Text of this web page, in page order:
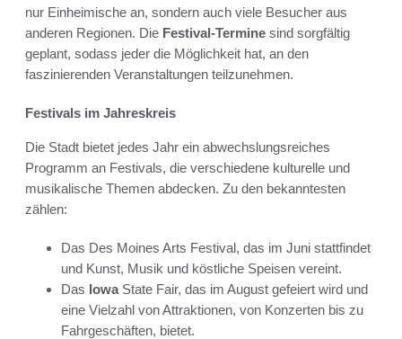
nur Einheimische an, sondern auch viele Besucher aus
anderen Regionen. Die Festival-Termine sind sorgfältig
geplant, sodass jeder die Möglichkeit hat, an den
faszinierenden Veranstaltungen teilzunehmen.
Festivals im Jahreskreis
Die Stadt bietet jedes Jahr ein abwechslungsreiches
Programm an Festivals, die verschiedene kulturelle und
musikalische Themen abdecken. Zu den bekanntesten
zählen:
Das Des Moines Arts Festival, das im Juni stattfindet
und Kunst, Musik und köstliche Speisen vereint.
Das IowaState Fair, das im August gefeiert wird und
eine Vielzahl von Attraktionen, von Konzerten bis zu
Fahrgeschäften, bietet.